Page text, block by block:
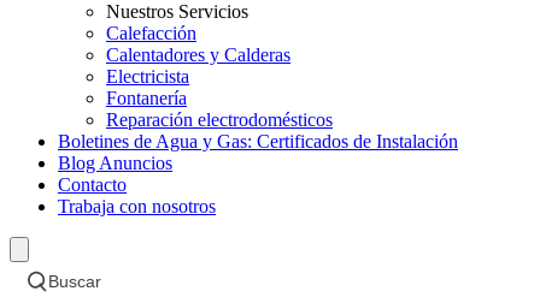
Nuestros Servicios
Calefacción
Calentadores y Calderas
Electricista
Fontanería
Reparación electrodomésticos
Boletines de Agua y Gas: Certificados de Instalación
Blog Anuncios
Contacto
Trabaja con nosotros
Buscar